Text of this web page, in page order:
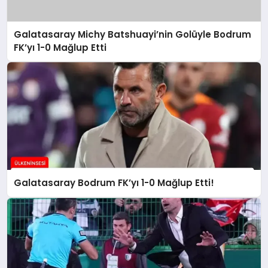
Galatasaray Michy Batshuayi’nin Golüyle Bodrum
FK’yı 1-0 Mağlup Etti
Galatasaray Bodrum FK’yı 1-0 Mağlup Etti!